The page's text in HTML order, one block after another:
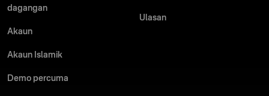
dagangan
Akaun
Akaun Islamik
Demo percuma
Ulasan